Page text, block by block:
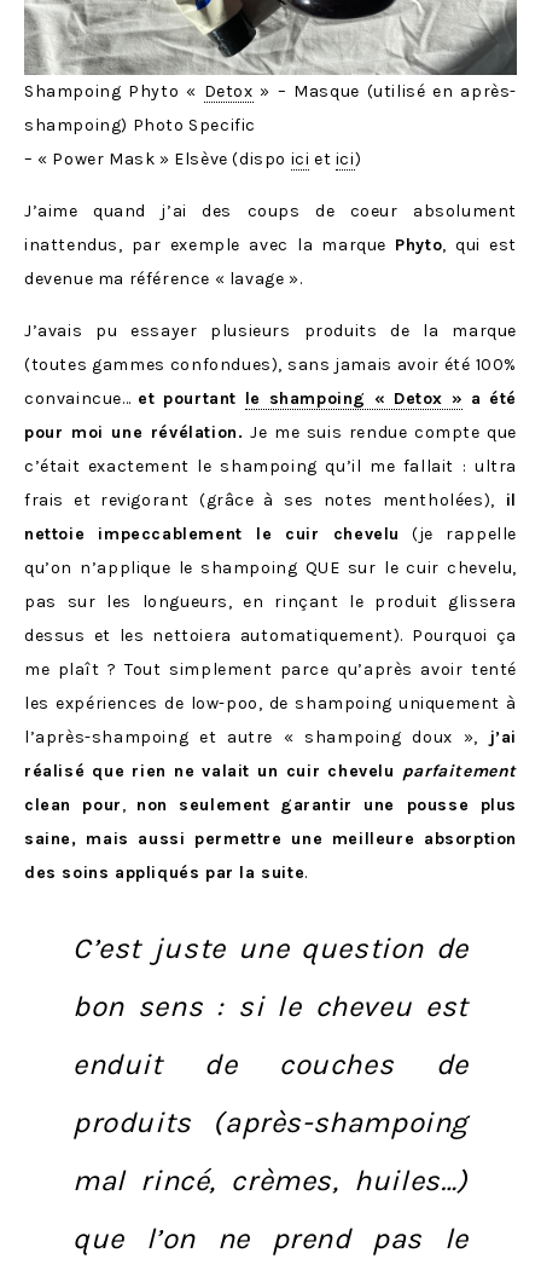
Shampoing Phyto « Detox » – Masque (utilisé en après-
shampoing) Photo Specific
– « Power Mask » Elsève (dispo ici et ici)
J’aime quand j’ai des coups de coeur absolument
inattendus, par exemple avec la marque Phyto, qui est
devenue ma référence « lavage ».
J’avais pu essayer plusieurs produits de la marque
(toutes gammes confondues), sans jamais avoir été 100%
convaincue… et pourtant le shampoing « Detox » a été
pour moi une révélation. Je me suis rendue compte que
c’était exactement le shampoing qu’il me fallait : ultra
frais et revigorant (grâce à ses notes mentholées), il
nettoie impeccablement le cuir chevelu
(je rappelle
qu’on n’applique le shampoing QUE sur le cuir chevelu,
pas sur les longueurs, en rinçant le produit glissera
dessus et les nettoiera automatiquement). Pourquoi ça
me plaît ? Tout simplement parce qu’après avoir tenté
les expériences de low-poo, de shampoing uniquement à
l’après-shampoing et autre « shampoing doux »,
j’ai
réalisé que rien ne valait un cuir chevelu parfaitement
clean pour, non seulement garantir une pousse plus
saine, mais aussi permettre une meilleure absorption
des soins appliqués par la suite.
C’est juste une question de
bon sens : si le cheveu est
enduit de couches de
produits (après-shampoing
mal rincé, crèmes, huiles…)
que l’on ne prend pas le